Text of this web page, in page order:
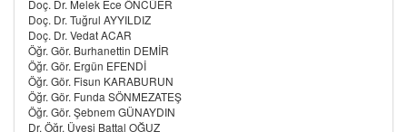
Doç. Dr. Melek Ece ÖNCÜER
Doç. Dr. Tuğrul AYYILDIZ
Doç. Dr. Vedat ACAR
Öğr. Gör. Burhanettin DEMİR
Öğr. Gör. Ergün EFENDİ
Öğr. Gör. Fisun KARABURUN
Öğr. Gör. Funda SÖNMEZATEŞ
Öğr. Gör. Şebnem GÜNAYDIN
Dr. Öğr. Üyesi Battal OĞUZ